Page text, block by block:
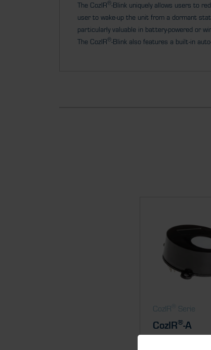
The CozIR®-Blink uniquely allows users to
user to wake-up the unit from a dormant
particularly valuable in battery-powered or
The CozIR®-Blink also features a built-in
CozIR Serie
CozIR®-A